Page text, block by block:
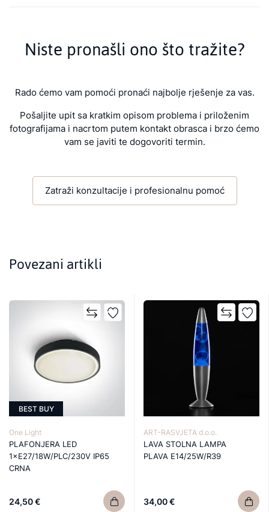
Niste pronašli ono što tražite?
Rado ćemo vam pomoći pronaći najbolje rješenje za vas.
Pošaljite upit sa kratkim opisom problema i priloženim
fotografijama i nacrtom putem kontakt obrasca i brzo ćemo
vam se javiti te dogovoriti termin.
Zatraži konzultacije i profesionalnu pomoć
Povezani artikli
BEST BUY
One Light
PLAFONJERA LED
1×E27/18W/PLC/230V IP65
CRNA
24,50 €
ART-RASVJETA d.o.o.
LAVA STOLNA LAMPA
PLAVA E14/25W/R39
34,00 €